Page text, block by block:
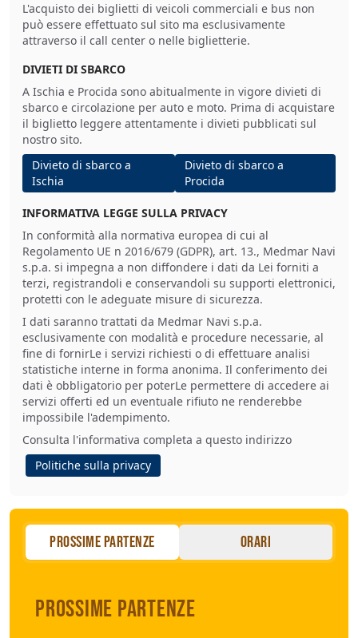
L'acquisto dei biglietti di veicoli commerciali e bus non
può essere effettuato sul sito ma esclusivamente
attraverso il call center o nelle biglietterie.
DIVIETI DI SBARCO
A Ischia e Procida sono abitualmente in vigore divieti di
sbarco e circolazione per auto e moto. Prima di acquistare
il biglietto leggere attentamente i divieti pubblicati sul
nostro sito.
Divieto di sbarco a
Ischia
Divieto di sbarco a
Procida
INFORMATIVA LEGGE SULLA PRIVACY
In conformità alla normativa europea di cui al
Regolamento UE n 2016/679 (GDPR), art. 13., Medmar Navi
s.p.a. si impegna a non diffondere i dati da Lei forniti a
terzi, registrandoli e conservandoli su supporti elettronici,
protetti con le adeguate misure di sicurezza.
I dati saranno trattati da Medmar Navi s.p.a.
esclusivamente con modalità e procedure necessarie, al
fine di fornirLe i servizi richiesti o di effettuare analisi
statistiche interne in forma anonima. Il conferimento dei
dati è obbligatorio per poterLe permettere di accedere ai
servizi offerti ed un eventuale rifiuto ne renderebbe
impossibile l'adempimento.
Consulta l'informativa completa a questo indirizzo
Politiche sulla privacy
Prossime partenze Orari
Prossime partenze